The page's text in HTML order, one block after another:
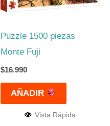
Puzzle 1500 piezas
Monte Fuji
$16.990
AÑADIR
Vista Rápida